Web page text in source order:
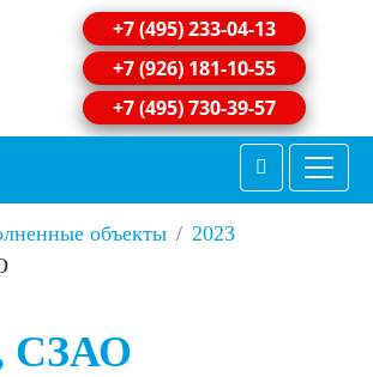
+7 (495) 233-04-13
+7 (926) 181-10-55
+7 (495) 730-39-57
объекты
2023
СЗАО